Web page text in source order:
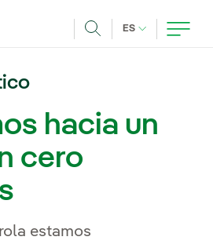
ES IDIOMA
hacia un
cero
estamos